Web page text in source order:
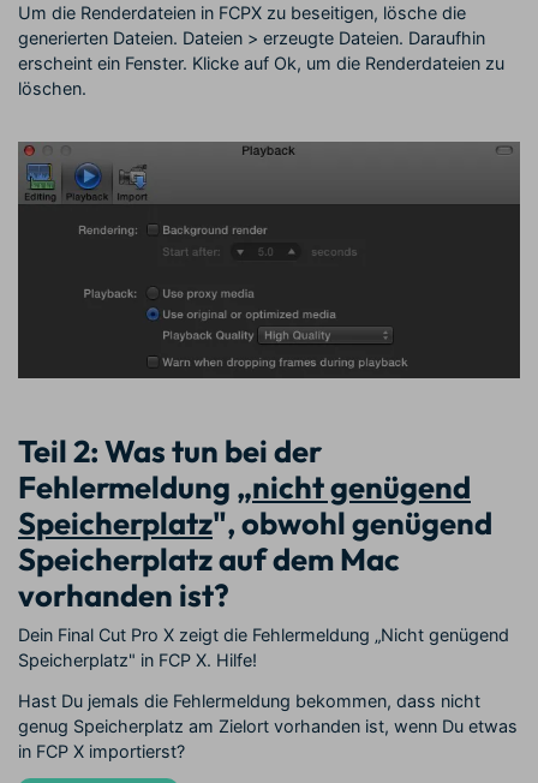
Um die Renderdateien in FCPX zu beseitigen, lösche die
generierten Dateien. Dateien > erzeugte Dateien. Daraufhin
erscheint ein Fenster. Klicke auf Ok, um die Renderdateien zu
löschen.
Teil 2: Was tun bei der
Fehlermeldung „nicht genügend
Speicherplatz", obwohl genügend
Speicherplatz auf dem Mac
vorhanden ist?
Dein Final Cut Pro X zeigt die Fehlermeldung „Nicht genügend
Speicherplatz" in FCP X. Hilfe!
Hast Du jemals die Fehlermeldung bekommen, dass nicht
genug Speicherplatz am Zielort vorhanden ist, wenn Du etwas
in FCP X importierst?